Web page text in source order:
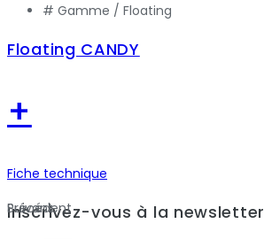
# Gamme / Floating
Floating CANDY
+
Fiche technique
Précédent
Suivant
Inscrivez-vous à la newsletter